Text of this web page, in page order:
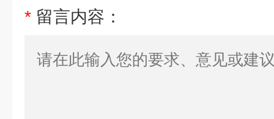
* 留言内容：